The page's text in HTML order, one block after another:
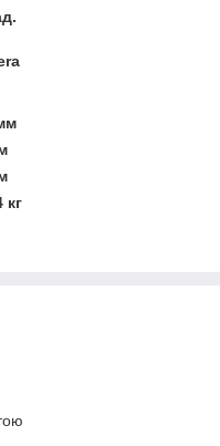
кг